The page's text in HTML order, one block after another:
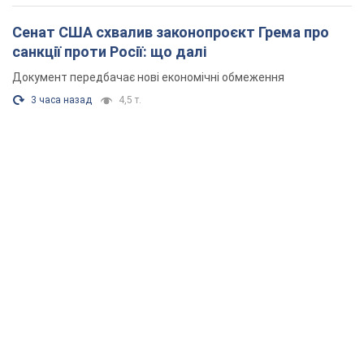
Сенат США схвалив законопроєкт Грема про
санкції проти Росії: що далі
Документ передбачає нові економічні обмеження
3 часа назад 4,5 т.